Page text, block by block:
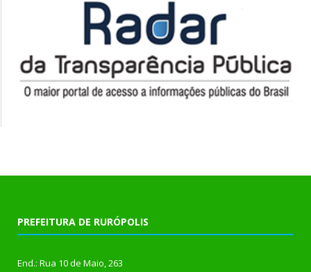
PREFEITURA DE RURÓPOLIS
End.: Rua 10 de Maio, 263